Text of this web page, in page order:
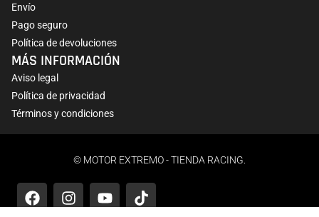
Envío
Pago seguro
Política de devoluciones
MÁS INFORMACIÓN
Aviso legal
Política de privacidad
Términos y condiciones
© MOTOR EXTREMO - TIENDA RACING.